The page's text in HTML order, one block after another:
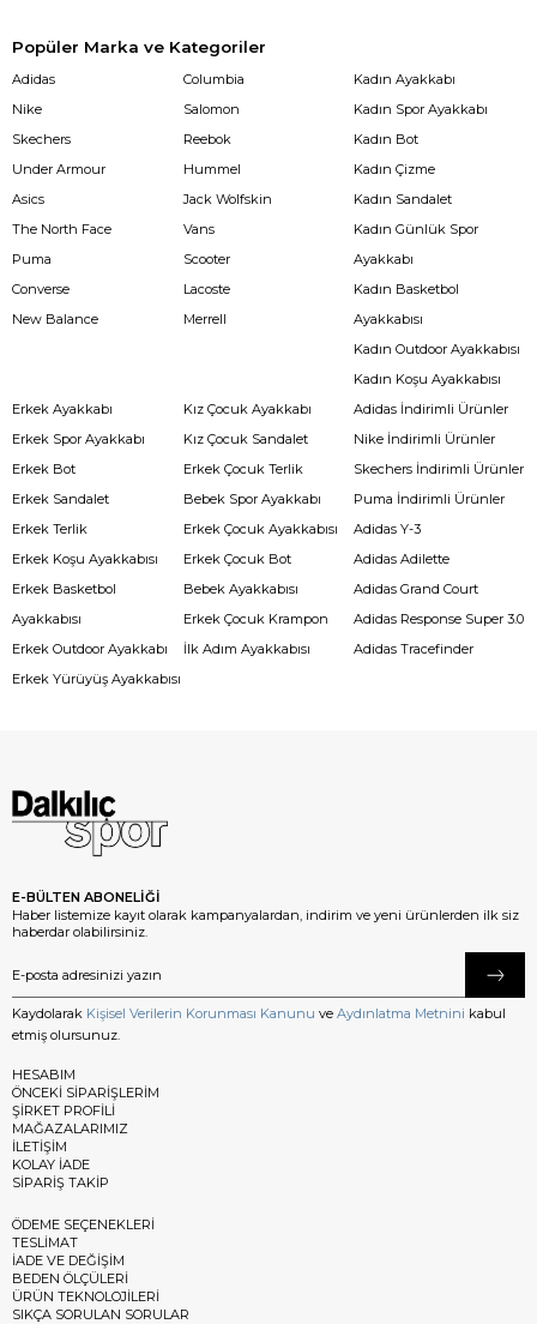
Popüler Marka ve Kategoriler
Adidas
Nike
Skechers
Under Armour
Asics
The North Face
Puma
Converse
New Balance
Columbia
Salomon
Reebok
Hummel
Jack Wolfskin
Vans
Scooter
Lacoste
Merrell
Kadın Ayakkabı
Kadın Spor Ayakkabı
Kadın Bot
Kadın Çizme
Kadın Sandalet
Kadın Günlük Spor
Ayakkabı
Kadın Basketbol
Ayakkabısı
Kadın Outdoor Ayakkabısı
Kadın Koşu Ayakkabısı
Erkek Ayakkabı
Erkek Spor Ayakkabı
Erkek Bot
Erkek Sandalet
Erkek Terlik
Erkek Koşu Ayakkabısı
Erkek Basketbol
Ayakkabısı
Erkek Outdoor Ayakkabı
Erkek Yürüyüş Ayakkabısı
Kız Çocuk Ayakkabı
Kız Çocuk Sandalet
Erkek Çocuk Terlik
Bebek Spor Ayakkabı
Erkek Çocuk Ayakkabısı
Erkek Çocuk Bot
Bebek Ayakkabısı
Erkek Çocuk Krampon
İlk Adım Ayakkabısı
Adidas İndirimli Ürünler
Nike İndirimli Ürünler
Skechers İndirimli Ürünler
Puma İndirimli Ürünler
Adidas Y-3
Adidas Adilette
Adidas Grand Court
Adidas Response Super 3.0
Adidas Tracefinder
E-BÜLTEN ABONELİĞİ
Haber listemize kayıt olarak kampanyalardan, indirim ve yeni ürünlerden ilk siz
haberdar olabilirsiniz.
Kaydolarak Kişisel Verilerin Korunması Kanunu ve Aydınlatma Metnini kabul
etmiş olursunuz.
HESABIM
ÖNCEKİ SİPARİŞLERİM
ŞİRKET PROFİLİ
MAĞAZALARIMIZ
İLETİŞİM
KOLAY İADE
SİPARİŞ TAKİP
ÖDEME SEÇENEKLERİ
TESLİMAT
İADE VE DEĞİŞİM
BEDEN ÖLÇÜLERİ
ÜRÜN TEKNOLOJİLERİ
SIKÇA SORULAN SORULAR